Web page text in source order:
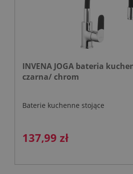
INVENA JOGA bateria
czarna/ chrom
Baterie kuchenne stojące
137,99 zł